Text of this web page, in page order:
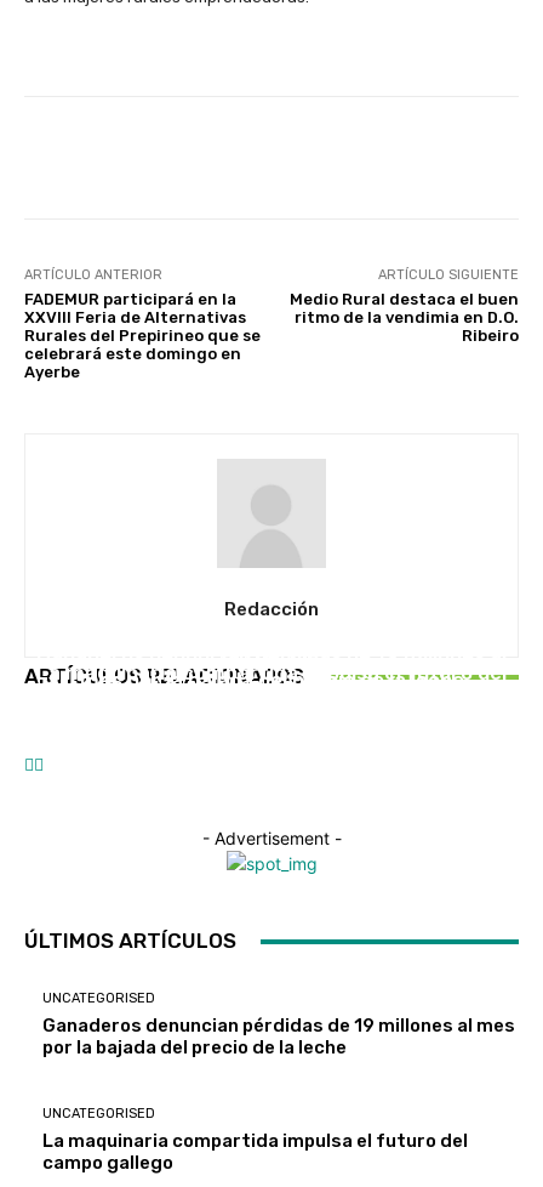
ARTÍCULO ANTERIOR
FADEMUR participará en la
XXVIII Feria de Alternativas
Rurales del Prepirineo que se
celebrará este domingo en
Ayerbe
ARTÍCULO SIGUIENTE
Medio Rural destaca el buen
ritmo de la vendimia en D.O.
Ribeiro
Redacción
ARTÍCULOS RELACIONADOS
mes por la bajada del precio de la leche
La maquinaria compartida impulsa el futuro del
Caixa Rural Galega impulsa Saberes do Monte
- Advertisement -
ÚLTIMOS ARTÍCULOS
UNCATEGORISED
Ganaderos denuncian pérdidas de 19 millones al mes
por la bajada del precio de la leche
UNCATEGORISED
La maquinaria compartida impulsa el futuro del
campo gallego